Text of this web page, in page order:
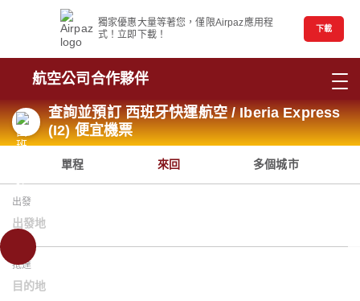
獨家優惠大量等著您，僅限Airpaz應用程
式！立即下載！
下載
航空公司合作夥伴
查詢並預訂 西班牙快運航空 / Iberia Express
(I2) 便宜機票
單程 來回 多個城市
出發
出發地
抵達
目的地